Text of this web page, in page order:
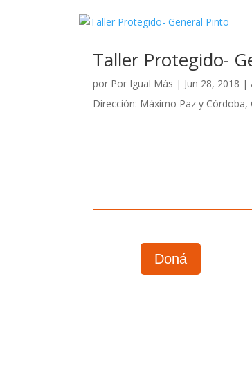
Taller Protegido-
por Por Igual Más | Jun 28, 2018 |
Dirección: Máximo Paz y
Doná